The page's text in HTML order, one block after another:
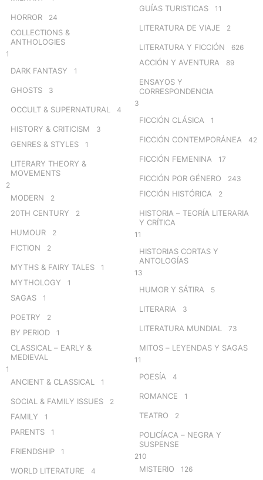
HORROR 24
COLLECTIONS &
ANTHOLOGIES
1
DARK FANTASY 1
GHOSTS 3
OCCULT & SUPERNATURAL 4
HISTORY & CRITICISM 3
GENRES & STYLES 1
LITERARY THEORY &
MOVEMENTS
2
MODERN 2
20TH CENTURY 2
HUMOUR 2
FICTION 2
MYTHS & FAIRY TALES 1
MYTHOLOGY 1
SAGAS 1
POETRY 2
BY PERIOD 1
CLASSICAL – EARLY &
MEDIEVAL
1
ANCIENT & CLASSICAL 1
SOCIAL & FAMILY ISSUES 2
FAMILY 1
PARENTS 1
FRIENDSHIP 1
WORLD LITERATURE 4
GUÍAS TURISTICAS 11
LITERATURA DE VIAJE 2
LITERATURA Y FICCIÓN 626
ACCIÓN Y AVENTURA 89
ENSAYOS Y
CORRESPONDENCIA
3
FICCIÓN CLÁSICA 1
FICCIÓN CONTEMPORÁNEA 42
FICCIÓN FEMENINA 17
FICCIÓN POR GÉNERO 243
FICCIÓN HISTÓRICA 2
HISTORIA – TEORÍA LITERARIA
Y CRÍTICA
11
HISTORIAS CORTAS Y
ANTOLOGÍAS
13
HUMOR Y SÁTIRA 5
LITERARIA 3
LITERATURA MUNDIAL 73
MITOS – LEYENDAS Y SAGAS
11
POESÍA 4
ROMANCE 1
TEATRO 2
POLICÍACA – NEGRA Y
SUSPENSE
210
MISTERIO 126